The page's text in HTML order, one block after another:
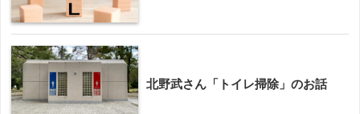
北野武さん「トイレ掃除」のお話